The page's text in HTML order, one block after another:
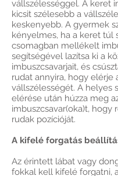
vállszélességgel. A keret
kicsit szélesebb a
keskenyebb. A gyermek
kényelmes, ha a keret túl
csomagban mellékelt
segítségével lazítsa ki a
imbuszcsavarjait, és
rudat annyira, hogy elérje
vállszélességét. A helyes
elérése után húzza meg
imbuszcsavar(oka)t, hogy
rudak pozícióját.
A kifelé forgatás
Az érintett lábat vagy
fokkal kell kifelé forgatni,